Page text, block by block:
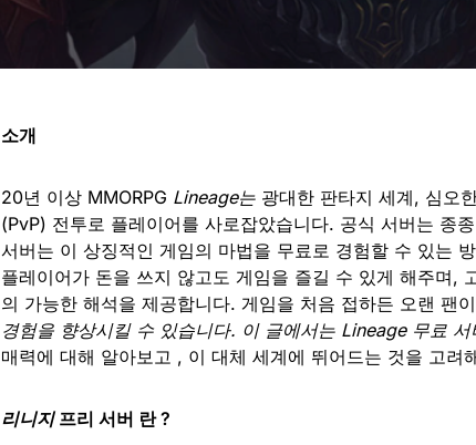
소개
20년 이상 MMORPG Lineage는 광대한 판타지 세계, 심오
(PvP) 전투로 플레이어를 사로잡았습니다. 공식 서버는 종
서버는 이 상징적인 게임의 마법을 무료로 경험할 수 있는
플레이어가 돈을 쓰지 않고도 게임을 즐길 수 있게 해주며,
의 가능한 해석을 제공합니다. 게임을 처음 접하든 오랜 팬
경험을 향상시킬 수 있습니다. 이 글에서는 Lineage 무료 서
매력에 대해 알아보고 , 이 대체 세계에 뛰어드는 것을 고려
리니지 프리 서버 란 ?